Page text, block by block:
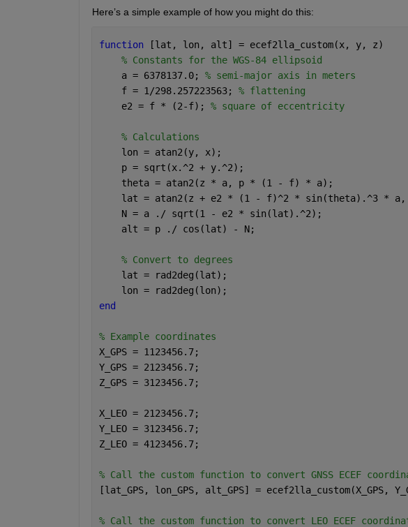
Here’s a simple example of how you might do this:
function
[lat, lon, alt] = ecef2lla_custom(x, y, z)
% Constants for the WGS-84 ellipsoid
    a = 6378137.0;
% semi-major axis in meters
    f = 1/298.257223563;
% flattening
    e2 = f * (2-f);
% square of eccentricity
% Calculations
    lon = atan2(y, x);
    p = sqrt(x.^2 + y.^2);
    theta = atan2(z * a, p * (1 - f) * a);
lat = atan2(z + e2 * (1 - f)^2 * sin(theta).^3 *
    N = a ./ sqrt(1 - e2 * sin(lat).^2);
    alt = p ./ cos(lat) - N;
% Convert to degrees
    lat = rad2deg(lat);
    lon = rad2deg(lon);
end
% Example coordinates
X_GPS = 1123456.7;
Y_GPS = 2123456.7;
Z_GPS = 3123456.7;
X_LEO = 2123456.7;
Y_LEO = 3123456.7;
Z_LEO = 4123456.7;
% Call the custom function to convert GNSS ECEF
[lat_GPS, lon_GPS, alt_GPS] = ecef2lla_custom(X_GPS,
% Call the custom function to convert LEO ECEF